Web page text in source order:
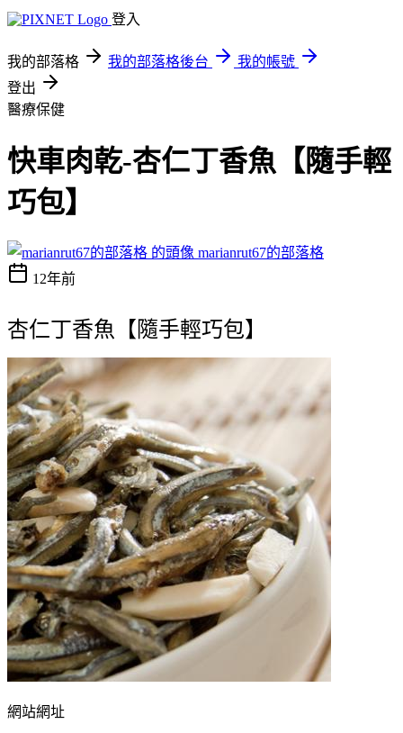
登入
我的部落格 我的部落格後台
我的帳號
登出
醫療保健
快車肉乾-杏仁丁香魚【隨手輕
巧包】
marianrut67的部落格
12年前
杏仁丁香魚【隨手輕巧包】
網站網址